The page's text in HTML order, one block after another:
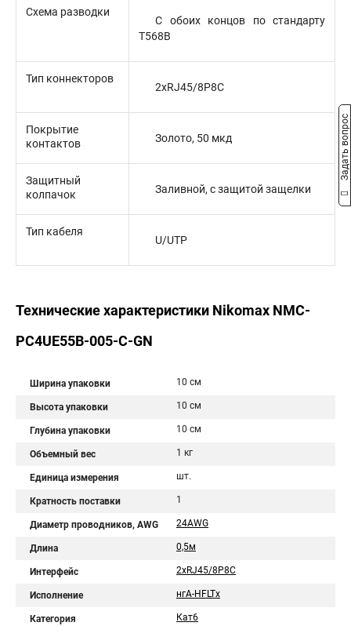
Схема разводки
С обоих концов по стандарту
T568B
Тип коннекторов
2xRJ45/8P8C
Покрытие
контактов
Золото, 50 мкд
Защитный
колпачок
Заливной, с защитой защелки
Тип кабеля
U/UTP
Технические характеристики Nikomax NMC-
PC4UE55B-005-C-GN
Ширина упаковки 10 см
Высота упаковки 10 см
Глубина упаковки 10 см
Объемный вес 1 кг
Единица измерения шт.
Кратность поставки 1
Диаметр проводников, AWG 24AWG
Длина 0,5м
Интерфейс 2хRJ45/8P8C
Исполнение нгА-HFLTx
Категория Кат6
Задать вопрос